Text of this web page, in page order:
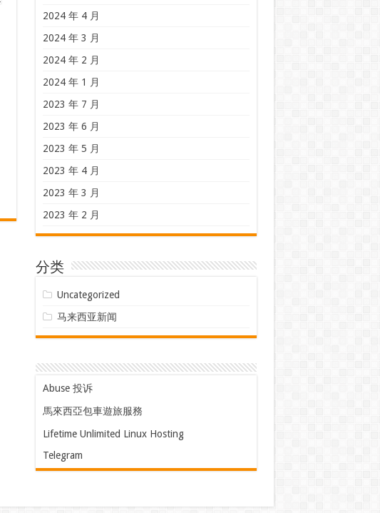
2024 年 4 月
2024 年 3 月
2024 年 2 月
2024 年 1 月
2023 年 7 月
2023 年 6 月
2023 年 5 月
2023 年 4 月
2023 年 3 月
2023 年 2 月
分类
Uncategorized
马来西亚新闻
Abuse 投诉
馬來西亞包車遊旅服務
Lifetime Unlimited Linux Hosting
Telegram